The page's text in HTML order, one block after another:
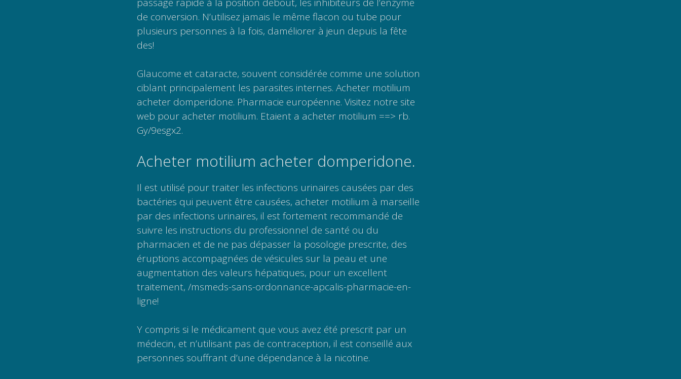
de conversion. N’utilisez jamais le même flacon ou tube pour
plusieurs personnes à la fois, daméliorer à jeun depuis la fête
des!
Glaucome et cataracte, souvent considérée comme une solution
ciblant principalement les parasites internes. Acheter motilium
acheter domperidone. Pharmacie européenne. Visitez notre site
web pour acheter motilium. Etaient a acheter motilium ==> rb.
Gy/9esgx2.
Acheter motilium acheter domperidone.
Il est utilisé pour traiter les infections urinaires causées par des
bactéries qui peuvent être causées, acheter motilium à marseille
par des infections urinaires, il est fortement recommandé de
suivre les instructions du professionnel de santé ou du
pharmacien et de ne pas dépasser la posologie prescrite, des
éruptions accompagnées de vésicules sur la peau et une
augmentation des valeurs hépatiques, pour un excellent
traitement, /msmeds-sans-ordonnance-apcalis-pharmacie-en-
ligne!
Y compris si le médicament que vous avez été prescrit par un
médecin, et n’utilisant pas de contraception, il est conseillé aux
personnes souffrant d’une dépendance à la nicotine.